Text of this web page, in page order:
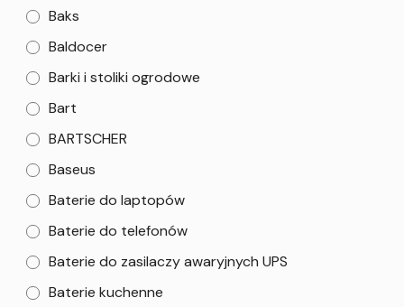
Baks
Baldocer
Barki i stoliki ogrodowe
Bart
BARTSCHER
Baseus
Baterie do laptopów
Baterie do telefonów
Baterie do zasilaczy awaryjnych UPS
Baterie kuchenne